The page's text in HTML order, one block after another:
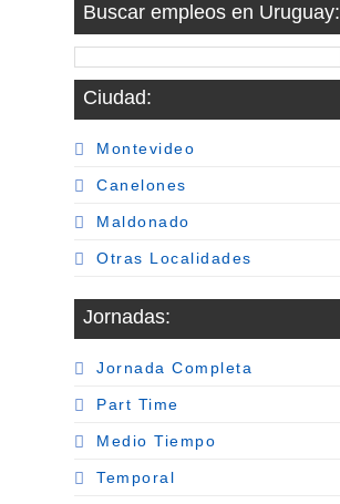
Buscar empleos en Uruguay:
Ciudad:
Montevideo
Canelones
Maldonado
Otras Localidades
Jornadas:
Jornada Completa
Part Time
Medio Tiempo
Temporal